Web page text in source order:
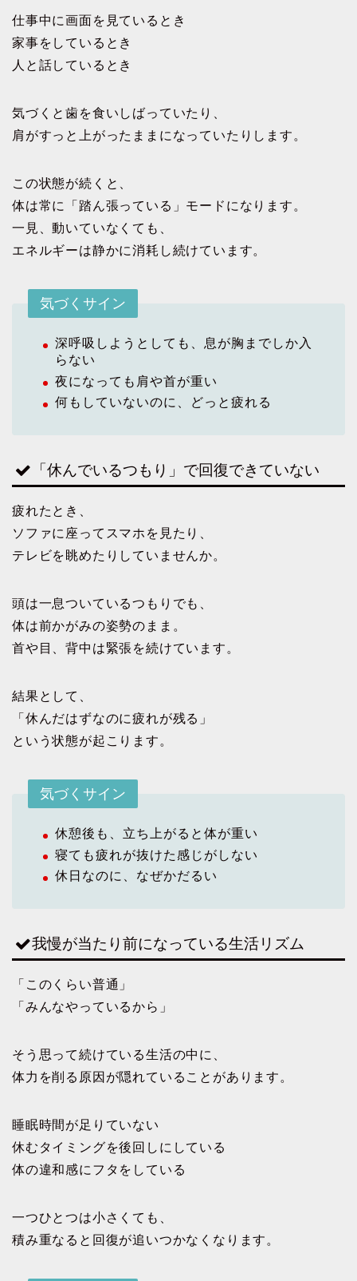
仕事中に画面を見ているとき
家事をしているとき
人と話しているとき
気づくと歯を食いしばっていたり、
肩がすっと上がったままになっていたりします。
この状態が続くと、
体は常に「踏ん張っている」モードになります。
一見、動いていなくても、
エネルギーは静かに消耗し続けています。
気づくサイン
深呼吸しようとしても、息が胸までしか入
らない
夜になっても肩や首が重い
何もしていないのに、どっと疲れる
「休んでいるつもり」で回復できていない
疲れたとき、
ソファに座ってスマホを見たり、
テレビを眺めたりしていませんか。
頭は一息ついているつもりでも、
体は前かがみの姿勢のまま。
首や目、背中は緊張を続けています。
結果として、
「休んだはずなのに疲れが残る」
という状態が起こります。
気づくサイン
休憩後も、立ち上がると体が重い
寝ても疲れが抜けた感じがしない
休日なのに、なぜかだるい
我慢が当たり前になっている生活リズム
「このくらい普通」
「みんなやっているから」
そう思って続けている生活の中に、
体力を削る原因が隠れていることがあります。
睡眠時間が足りていない
休むタイミングを後回しにしている
体の違和感にフタをしている
一つひとつは小さくても、
積み重なると回復が追いつかなくなります。